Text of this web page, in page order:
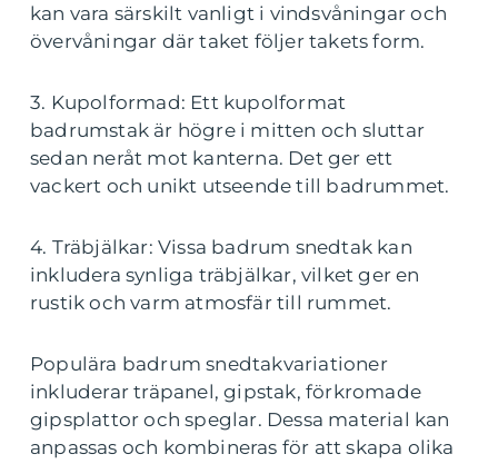
kan vara särskilt vanligt i vindsvåningar och
övervåningar där taket följer takets form.
3. Kupolformad: Ett kupolformat
badrumstak är högre i mitten och sluttar
sedan neråt mot kanterna. Det ger ett
vackert och unikt utseende till badrummet.
4. Träbjälkar: Vissa badrum snedtak kan
inkludera synliga träbjälkar, vilket ger en
rustik och varm atmosfär till rummet.
Populära badrum snedtakvariationer
inkluderar träpanel, gipstak, förkromade
gipsplattor och speglar. Dessa material kan
anpassas och kombineras för att skapa olika